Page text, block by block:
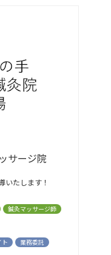
サージ院
いたします！
鍼灸マッサージ師
業務委託